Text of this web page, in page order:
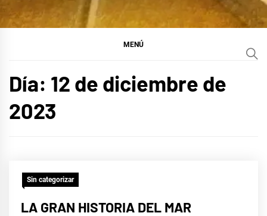
MENÚ
Día: 12 de diciembre de
2023
Sin categorizar
LA GRAN HISTORIA DEL MAR